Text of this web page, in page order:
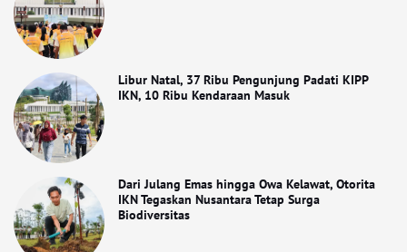
Libur Natal, 37 Ribu Pengunjung Padati KIPP
IKN, 10 Ribu Kendaraan Masuk
Dari Julang Emas hingga Owa Kelawat, Otorita
IKN Tegaskan Nusantara Tetap Surga
Biodiversitas